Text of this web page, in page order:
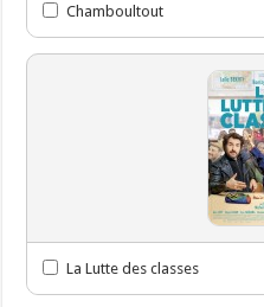
Chamboultout
La Lutte des classes